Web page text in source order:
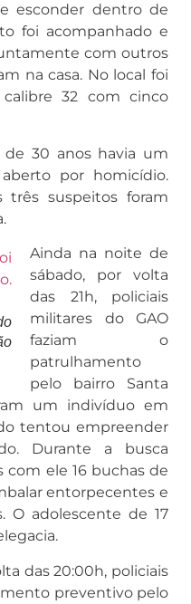
esconder dentro de
foi acompanhado e
com outros
na casa. No local foi
32 com cinco
30 anos havia um
por homicídio.
três suspeitos foram
Ainda na noite de
sábado, por volta
das 21h, policiais
militares do GAO
faziam o
patrulhamento
pelo bairro Santa
um indivíduo em
tentou empreender
Durante a busca
com ele 16 buchas de
entorpecentes e
O adolescente de 17
das 20:00h, policiais
preventivo pelo